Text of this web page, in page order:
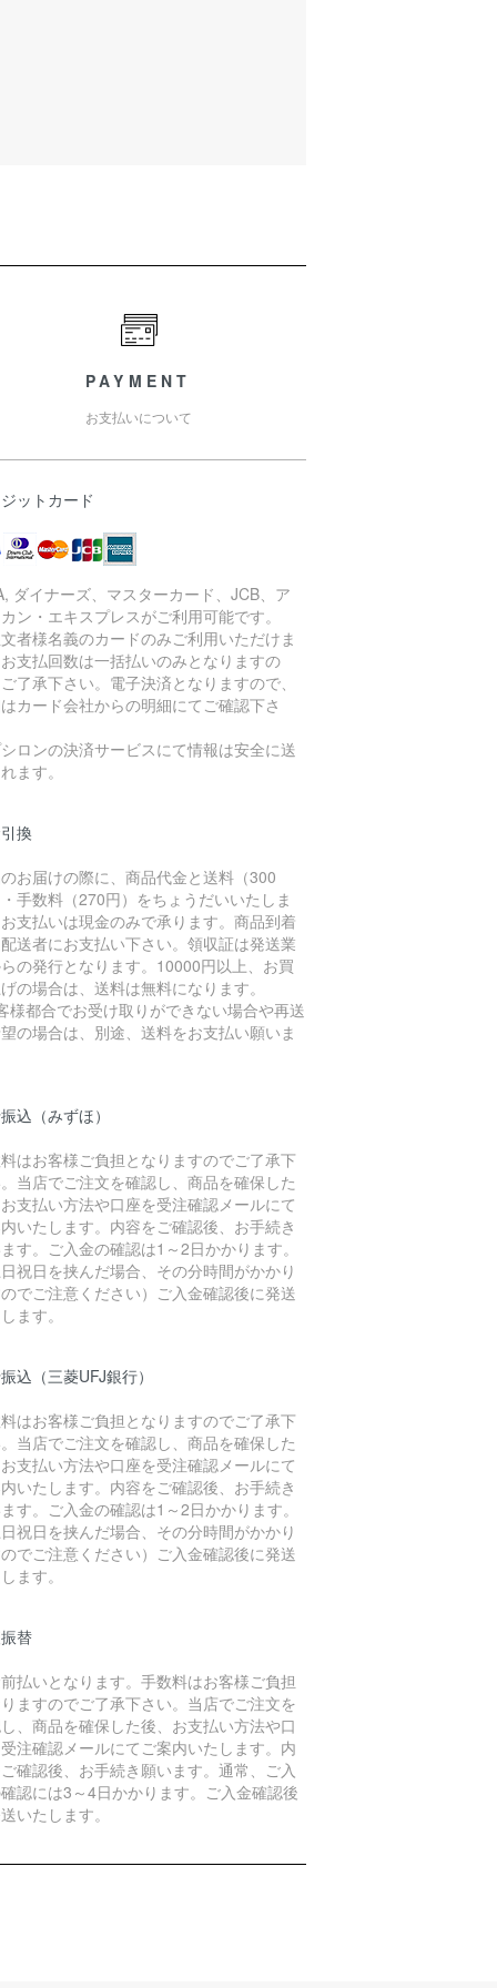
PAYMENT
お支払いについて
ットカード
ダイナーズ、マスターカード、JCB、ア
ン・エキスプレスがご利用可能です。
者様名義のカードのみご利用いただけま
支払回数は一括払いのみとなりますの
了承下さい。電子決済となりますので、
カード会社からの明細にてご確認下さ
ロンの決済サービスにて情報は安全に送
ます。
換
お届けの際に、商品代金と送料（300
手数料（270円）をちょうだいいたしま
支払いは現金のみで承ります。商品到着
送者にお支払い下さい。領収証は発送業
の発行となります。10000円以上、お買
の場合は、送料は無料になります。
様都合でお受け取りができない場合や再送
の場合は、別途、送料をお支払い願いま
込（みずほ）
はお客様ご負担となりますのでご了承下
当店でご注文を確認し、商品を確保した
支払い方法や口座を受注確認メールにて
いたします。内容をご確認後、お手続き
す。ご入金の確認は1～2日かかります。
日祝日を挟んだ場合、その分時間がかかり
でご注意ください）ご入金確認後に発送
ます。
込（三菱UFJ銀行）
はお客様ご負担となりますのでご了承下
当店でご注文を確認し、商品を確保した
支払い方法や口座を受注確認メールにて
いたします。内容をご確認後、お手続き
す。ご入金の確認は1～2日かかります。
日祝日を挟んだ場合、その分時間がかかり
でご注意ください）ご入金確認後に発送
ます。
替
払いとなります。手数料はお客様ご負担
ますのでご了承下さい。当店でご注文を
、商品を確保した後、お支払い方法や口
注確認メールにてご案内いたします。内
確認後、お手続き願います。通常、ご入
認には3～4日かかります。ご入金確認後
いたします。